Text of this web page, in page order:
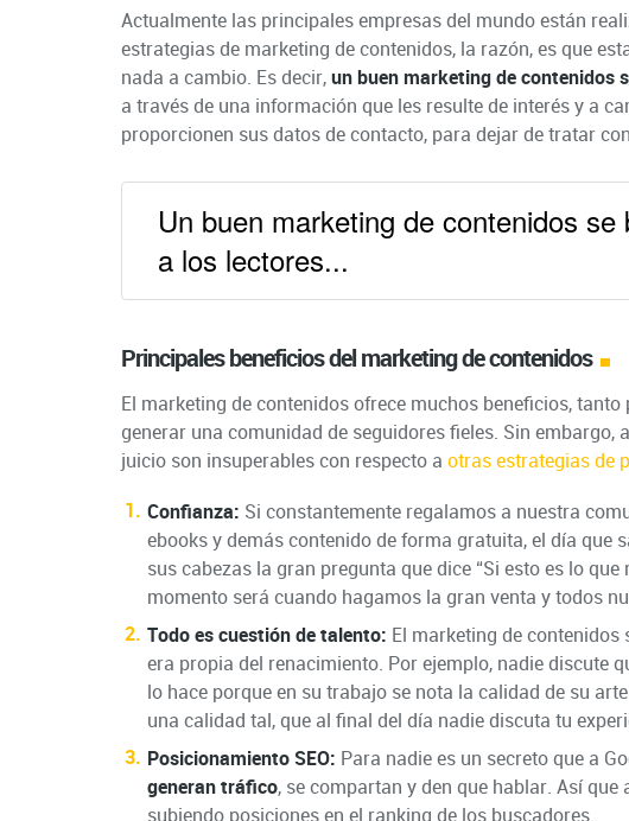
Actualmente las principales empresas del mundo están
estrategias de marketing de contenidos, la razón, es que
nada a cambio. Es decir,un buen marketing de contenidos
a través de una información que les resulte de interés y a
proporcionen sus datos de contacto, para dejar de tratar
Un buen marketing de contenidos
a los lectores...
Principales beneficios del marketing de contenidos
El marketing de contenidos ofrece muchos beneficios,
generar una comunidad de seguidores fieles. Sin
juicio son insuperables con respecto a otras estrategias de
Confianza: Si constantemente regalamos a nuestra
ebooks y demás contenido de forma gratuita, el día que
sus cabezas la gran pregunta que dice “Si esto es lo que
momento será cuando hagamos la gran venta y todos
Todo es cuestión de talento: El marketing de
era propia del renacimiento. Por ejemplo, nadie discute
lo hace porque en su trabajo se nota la calidad de su
una calidad tal, que al final del día nadie discuta tu
Posicionamiento SEO: Para nadie es un secreto que a
generan tráfico, se compartan y den que hablar. Así
subiendo posiciones en el ranking de los buscadores.